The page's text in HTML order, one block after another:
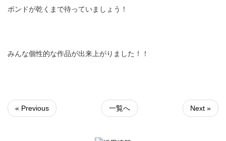
ボンドが乾くまで待っていましょう！
みんな個性的な作品が出来上がりました！！
« Previous 一覧へ Next »